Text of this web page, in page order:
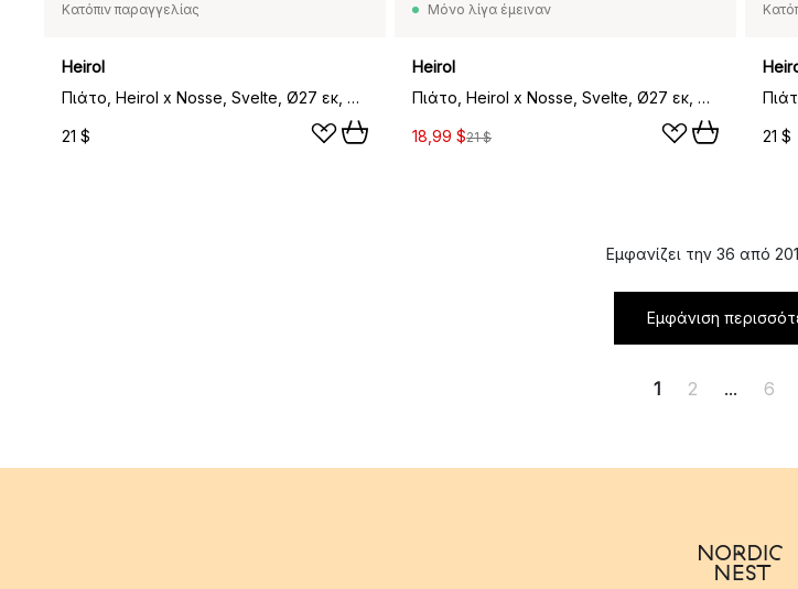
Κατόπιν παραγγελίας
Heirol
Πιάτο, Heirol x Nosse, Svelte, Ø27 εκ, Πέτρα
21 $
Μόνο λίγα έμειναν
Heirol
Πιάτο, Heirol x Nosse, Svelte, Ø27 εκ, Τερακότα
18,99 $21 $ 21 $
Εμφανίζει την 36 από
Εμφάνιση
1 2 ... 6